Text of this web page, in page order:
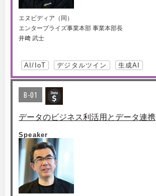
エヌビディア（同）
エンタープライズ事業本部 事業本部長
井﨑 武士
AI/IoT デジタルツイン 生成AI
B-01
データのビジネス利活用とデータ連携
Speaker